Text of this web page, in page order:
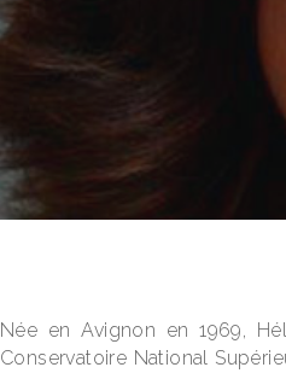
Née en Avignon en 1969,
Conservatoire National